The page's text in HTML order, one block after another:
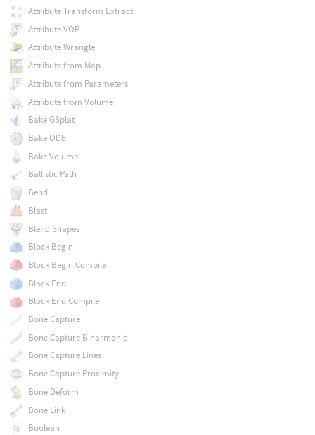
Attribute Transform Extract
Attribute VOP
Attribute Wrangle
Attribute from Map
Attribute from Parameters
Attribute from Volume
Bake GSplat
Bake ODE
Bake Volume
Ballistic Path
Bend
Blast
Blend Shapes
Block Begin
Block Begin Compile
Block End
Block End Compile
Bone Capture
Bone Capture Biharmonic
Bone Capture Lines
Bone Capture Proximity
Bone Deform
Bone Link
Boolean